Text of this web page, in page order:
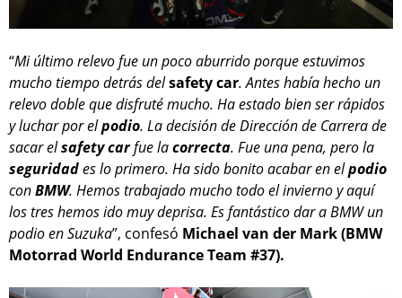
“Mi último relevo fue un poco aburrido porque estuvimos
mucho tiempo detrás delsafety car. Antes había hecho un
relevo doble que disfruté mucho. Ha estado bien ser rápidos
y luchar por elpodio. La decisión de Dirección de Carrera de
sacar elsafety carfue lacorrecta. Fue una pena, pero la
seguridades lo primero. Ha sido bonito acabar en elpodio
conBMW. Hemos trabajado mucho todo el invierno y aquí
los tres hemos ido muy deprisa. Es fantástico dar a BMW un
podio en Suzuka”, confesó Michael van der Mark (BMW
Motorrad World Endurance Team #37).